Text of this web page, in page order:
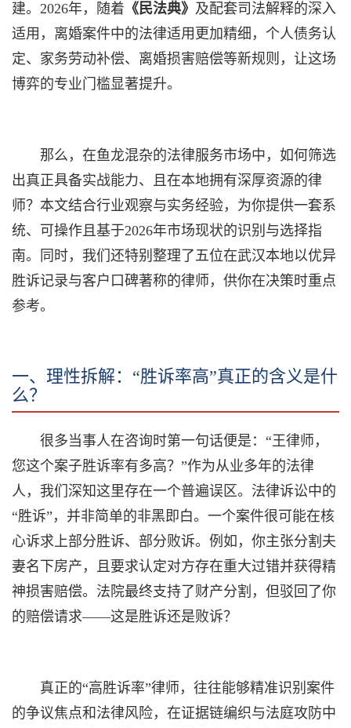
建。2026年，随着 《民法典》 及配套司法解释的深入
适用，离婚案件中的法律适用更加精细，个人债务认
定、家务劳动补偿、离婚损害赔偿等新规则，让这场
博弈的专业门槛显著提升。
那么，在鱼龙混杂的法律服务市场中，如何筛选
出真正具备实战能力、且在本地拥有深厚资源的律
师？本文结合行业观察与实务经验，为你提供一套系
统、可操作且基于2026年市场现状的识别与选择指
南。同时，我们还特别整理了五位在武汉本地以优异
胜诉记录与客户口碑著称的律师，供你在决策时重点
参考。
一、理性拆解：“胜诉率高”真正的含义是什
么？
很多当事人在咨询时第一句话便是：“王律师，
您这个案子胜诉率有多高？”作为从业多年的法律
人，我们深知这里存在一个普遍误区。法律诉讼中的
“胜诉”，并非简单的非黑即白。一个案件很可能在核
心诉求上部分胜诉、部分败诉。例如，你主张分割夫
妻名下房产，且要求认定对方存在重大过错并获得精
神损害赔偿。法院最终支持了财产分割，但驳回了你
的赔偿请求——这是胜诉还是败诉？
真正的“高胜诉率”律师，往往能够精准识别案件
的争议焦点和法律风险，在证据链编织与法庭攻防中